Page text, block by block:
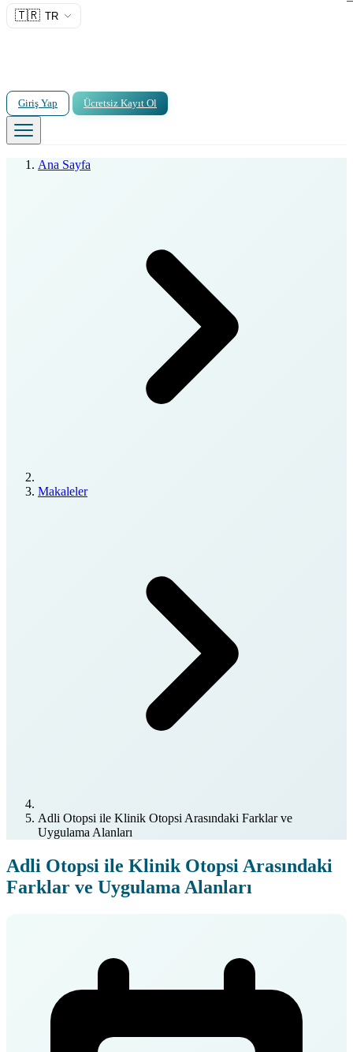
🇹🇷 TR
Giriş Yap Ücretsiz Kayıt Ol
Ana Sayfa
Makaleler
Adli Otopsi ile Klinik Otopsi Arasındaki Farklar ve
Uygulama Alanları
Adli Otopsi ile Klinik Otopsi Arasındaki
Farklar ve Uygulama Alanları